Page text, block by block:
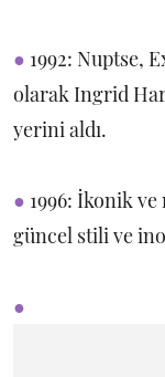
● 1992: Nuptse,
olarak Ingrid
yerini aldı.
● 1996: İkonik
güncel stili ve
●